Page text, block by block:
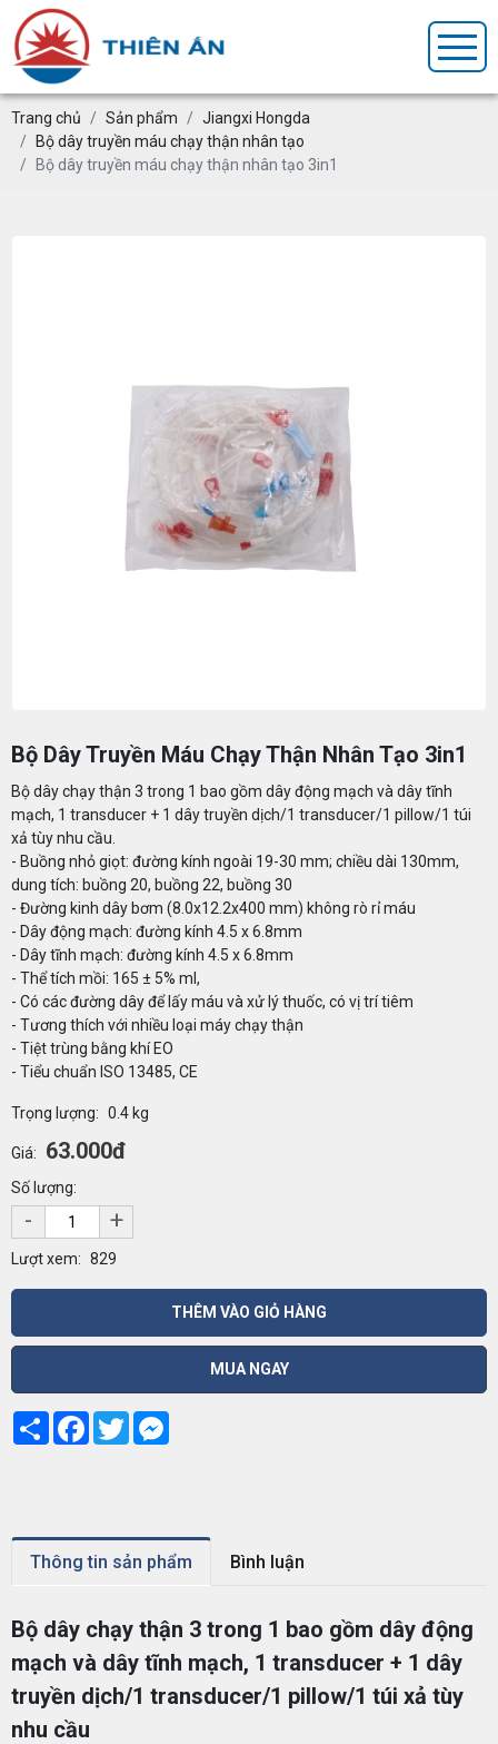
Trang chủ Sản phẩm
Jiangxi Hongda
Bộ dây truyền máu chạy thận nhân tạo
Bộ dây truyền máu chạy thận nhân tạo 3in1
Bộ Dây Truyền Máu Chạy Thận Nhân Tạo 3in1
Bộ dây chạy thận 3 trong 1 bao gồm dây động mạch và dây tĩnh
mạch, 1 transducer + 1 dây truyền dịch/1 transducer/1 pillow/1 túi
xả tùy nhu cầu.
- Buồng nhỏ giọt: đường kính ngoài 19-30 mm; chiều dài 130mm,
dung tích: buồng 20, buồng 22, buồng 30
- Đường kinh dây bơm (8.0x12.2x400 mm) không rò rỉ máu
- Dây động mạch: đường kính 4.5 x 6.8mm
- Dây tĩnh mạch: đường kính 4.5 x 6.8mm
- Thể tích mồi: 165 ± 5% ml,
- Có các đường dây để lấy máu và xử lý thuốc, có vị trí tiêm
- Tương thích với nhiều loại máy chạy thận
- Tiệt trùng bằng khí EO
- Tiểu chuẩn ISO 13485, CE
Trọng lượng: 0.4 kg
Giá: 63.000đ
Số lượng:
- +
Lượt xem: 829
THÊM VÀO GIỎ HÀNG
MUA NGAY
Share Facebook
Twitter
Thông tin sản phẩm Bình luận
Bộ dây chạy thận 3 trong 1 bao gồm dây động
mạch và dây tĩnh mạch, 1 transducer + 1 dây
truyền dịch/1 transducer/1 pillow/1 túi xả tùy
nhu cầu